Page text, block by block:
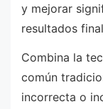
y mejorar
resultados
Combina la
común
incorrecta o